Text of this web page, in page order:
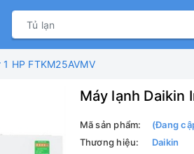
HP FTKM25AVMV
Máy lạnh Daikin
Mã sản phẩm:
(Đang
Thương hiệu:
Daikin